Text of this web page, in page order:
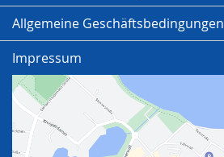
Allgemeine Geschäftsbedingungen
Impressum